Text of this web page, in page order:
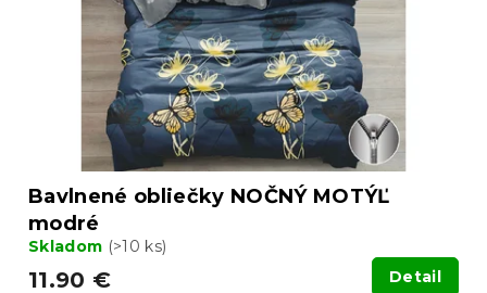
Bavlnené obliečky NOČNÝ MOTÝĽ
modré
Skladom (>10 ks)
11.90 € Detail